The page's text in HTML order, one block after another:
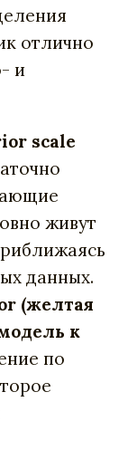
отлично
и
scale
живут
данных.
(желтая
к
по